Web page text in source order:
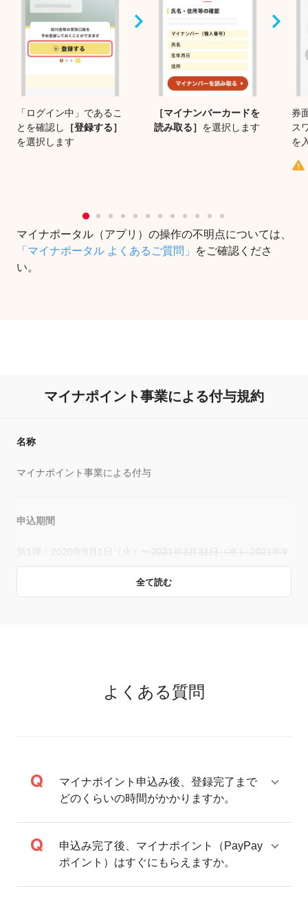
「ログイン中」であるこ
とを確認し
［登録する］
を選択します
［マイナンバーカードを
読み取る］ を選択します
券
ス
を
マイナポータル（アプリ）の操作の不明点については、
「マイナポータル よくあるご質問」
をご確認くださ
い。
マイナポイント事業による付与規約
全て読む
名称
マイナポイント事業による付与
申込期間
第1弾：2020年9月1日（火）〜
2021年3月31日（水） 2021年9
月30日（木）2021年12月31日（金）
ポイントの付与権利を満たしていない方については、第2弾の期間中のチャ
ージや決済に対しても、上限までPayPayポイントの付与をおこないます。
第2弾実施概要
付与対象期間中に、マイナポイントの「対象キャッシュレス決
済サービス」としてPayPayの登録と対象取引、マイナンバーカ
行っていただいた方に対し、マイナポイントとして最大20,000
円分のPayPayポイントを付与します。それぞれの内容ごとに付
よくある質問
マイナポイント申込み後、登録完了まで
どのくらいの時間がかかりますか。
申込み完了後、マイナポイント（PayPay
ポイント）はすぐにもらえますか。